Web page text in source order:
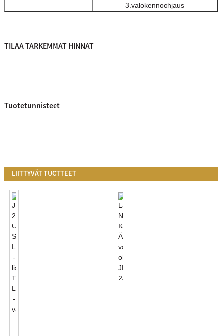
3.valokennoohjaus
TILAA TARKEMMAT HINNAT
Tuotetunnisteet
LIITTYVÄT TUOTTEET